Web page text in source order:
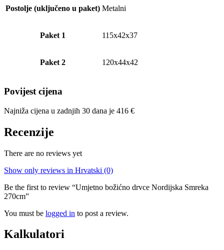
Postolje (uključeno u paket) Metalni
Paket 1 115x42x37
Paket 2 120x44x42
Povijest cijena
Najniža cijena u zadnjih 30 dana je 416 €
Recenzije
There are no reviews yet
Show only reviews in Hrvatski (0)
Be the first to review “Umjetno božićno drvce Nordijska Smreka
270cm”
You must be logged in to post a review.
Kalkulatori